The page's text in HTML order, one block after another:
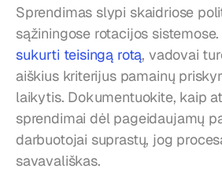
Sprendimas slypi skaidriose
sąžiningose rotacijos
sukurti teisingą rotą, vadovai
aiškius kriterijus pamainų
laikytis. Dokumentuokite, kaip
sprendimai dėl pageidaujamų
darbuotojai suprastų, jog
savavališkas.